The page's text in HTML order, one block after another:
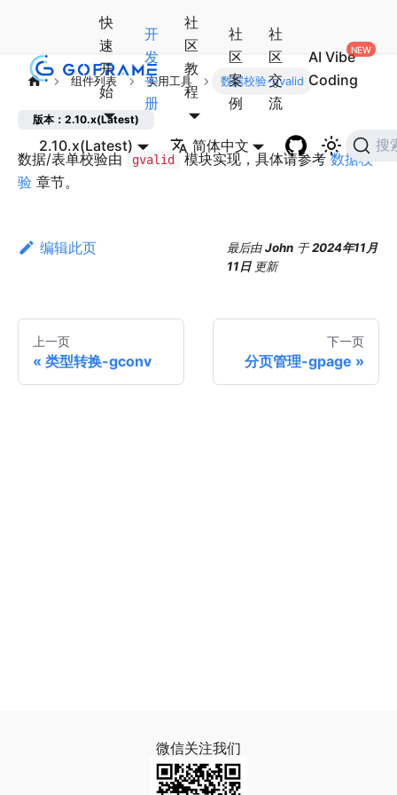
快
速
开
始
开
发
手
册
社
区
教
程
社
区
案
例
社
区
交
流
AI Vibe
Coding
2.10.x(Latest) 简体中文 搜
组件列表 实用工具 数据校验-gvalid
版本：2.10.x(Latest)
数据/表单校验由 gvalid 模块实现，具体请参考 数据校
验 章节。
编辑此页 最后由John 于2024年11月
11日 更新
上一页
类型转换-gconv
下一页
分页管理-gpage
微信关注我们